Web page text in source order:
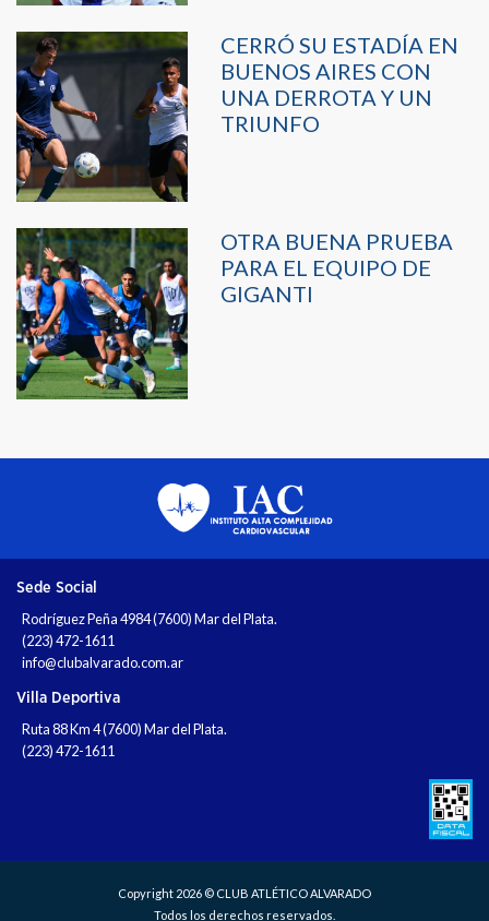
CERRÓ SU ESTADÍA EN
BUENOS AIRES CON
UNA DERROTA Y UN
TRIUNFO
OTRA BUENA PRUEBA
PARA EL EQUIPO DE
GIGANTI
Sede Social
Rodríguez Peña 4984 (7600) Mar del Plata.
(223) 472-1611
info@clubalvarado.com.ar
Villa Deportiva
Ruta 88 Km 4 (7600) Mar del Plata.
(223) 472-1611
Copyright 2026 © CLUB ATLÉTICO ALVARADO
Todos los derechos reservados.